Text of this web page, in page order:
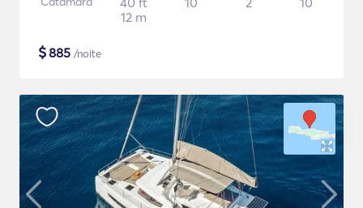
12 m
$885 /noite